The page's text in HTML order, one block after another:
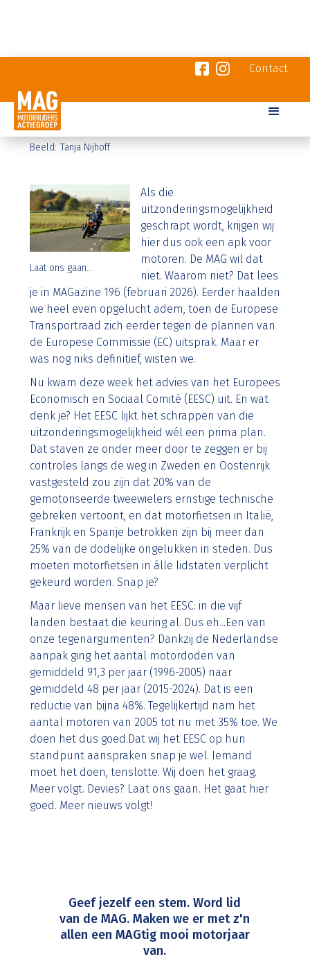
Contact
Voor, tegen, voor de motor-apk
22-1-2026
Bron:
Beeld: Tanja Nijhoff
Laat ons gaan...
Als die
uitzonderingsmogelijkheid
geschrapt wordt, krijgen wij
hier dus ook een apk voor
motoren. De MAG wil dat
niet. Waarom niet? Dat lees
je in MAGazine 196 (februari 2026). Eerder haalden
we heel even opgelucht adem, toen de Europese
Transportraad zich eerder tegen de plannen van
de Europese Commissie (EC) uitsprak. Maar er
was nog niks definitief, wisten we.
Nu kwam deze week het advies van het Europees
Economisch en Sociaal Comité (EESC) uit. En wat
denk je? Het EESC lijkt het schrappen van die
uitzonderingsmogelijkheid wél een prima plan.
Dat staven ze onder meer door te zeggen er bij
controles langs de weg in Zweden en Oostenrijk
vastgesteld zou zijn dat 20% van de
gemotoriseerde tweewielers ernstige technische
gebreken vertoont, en dat motorfietsen in Italië,
Frankrijk en Spanje betrokken zijn bij meer dan
25% van de dodelijke ongelukken in steden. Dus
moeten motorfietsen in álle lidstaten verplicht
gekeurd worden. Snap je?
Maar lieve mensen van het EESC: in die vijf
landen bestaat die keuring al. Dus eh...Een van
onze tegenargumenten? Dankzij de Nederlandse
aanpak ging het aantal motordoden van
gemiddeld 91,3 per jaar (1996-2005) naar
gemiddeld 48 per jaar (2015-2024). Dat is een
reductie van bijna 48%. Tegelijkertijd nam het
aantal motoren van 2005 tot nu met 35% toe. We
doen het dus goed.Dat wij het EESC op hun
standpunt aanspraken snap je wel. Iemand
moet het doen, tenslotte. Wij doen het graag.
Meer volgt. Devies? Laat ons gaan. Het gaat hier
goed. Meer nieuws volgt!
Geef jezelf een stem. Word lid
van de MAG. Maken we er met z'n
allen een MAGtig mooi motorjaar
van.